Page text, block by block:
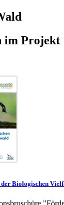
im
Biologischen